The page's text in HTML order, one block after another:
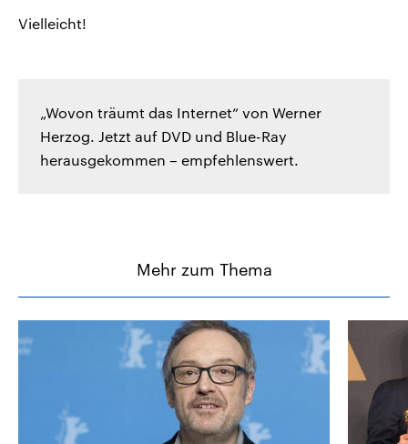
Vielleicht!
„Wovon träumt das Internet“ von Werner
Herzog. Jetzt auf DVD und Blue-Ray
herausgekommen – empfehlenswert.
Mehr zum Thema